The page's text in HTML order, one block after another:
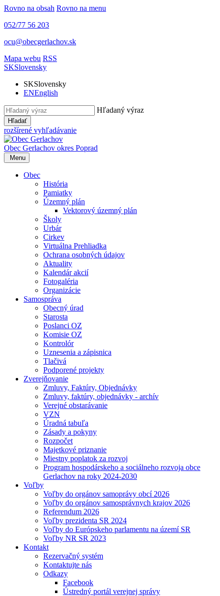
Rovno na obsah Rovno na menu
052/77 56 203
ocu@obecgerlachov.sk
Mapa webu RSS
SKSlovensky
SKSlovensky
ENEnglish
Hľadaný výraz
Hľadať
rozšírené vyhľadávanie
Obec Gerlachov okres Poprad
Menu
Obec
História
Pamiatky
Územný plán
Vektorový územný plán
Školy
Urbár
Cirkev
Virtuálna Prehliadka
Ochrana osobných údajov
Aktuality
Kalendár akcií
Fotogaléria
Organizácie
Samospráva
Obecný úrad
Starosta
Poslanci OZ
Komisie OZ
Kontrolór
Uznesenia a zápisnica
Tlačivá
Podporené projekty
Zverejňovanie
Zmluvy, Faktúry, Objednávky
Zmluvy, faktúry, objednávky - archív
Verejné obstarávanie
VZN
Úradná tabuľa
Zásady a pokyny
Rozpočet
Majetkové priznanie
Miestny poplatok za rozvoj
Program hospodárskeho a sociálneho rozvoja obce
Gerlachov na roky 2024-2030
Voľby
Voľby do orgánov samoprávy obcí 2026
Voľby do orgánov samosprávnych krajov 2026
Referendum 2026
Voľby prezidenta SR 2024
Voľby do Európskeho parlamentu na území SR
Voľby NR SR 2023
Kontakt
Rezervačný systém
Kontaktujte nás
Odkazy
Facebook
Ústredný portál verejnej správy